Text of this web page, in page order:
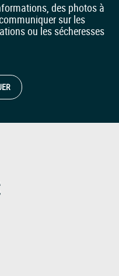
des photos à
sur les
ou les sécheresses